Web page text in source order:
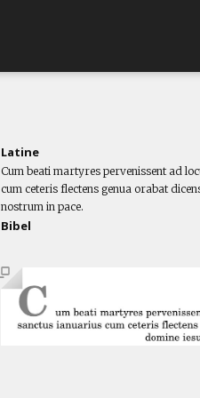
Latine
Cum beati martyres pervenissent ad
cum ceteris flectens genua orabat
nostrum in pace.
Bibel